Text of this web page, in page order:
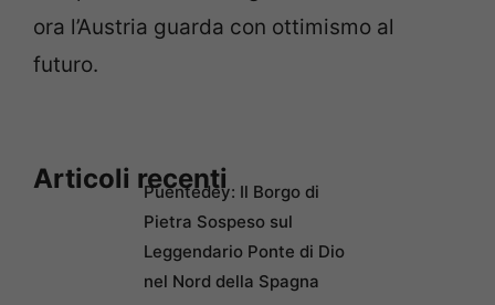
ora l’Austria guarda con ottimismo al
futuro.
Articoli recentiPuentedey: Il Borgo di
Pietra Sospeso sul
Leggendario Ponte di Dio
nel Nord della Spagna